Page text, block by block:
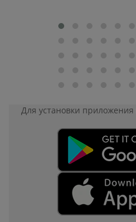
Для установки приложения